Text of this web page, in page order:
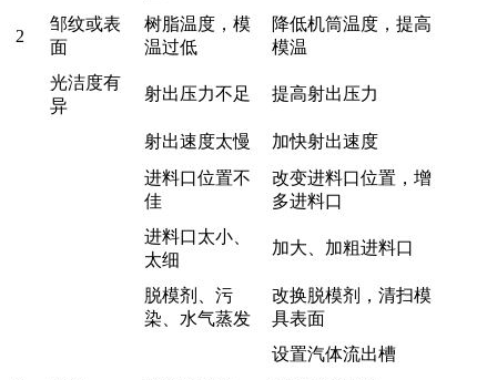
2
邹纹或表
面
树脂温度，模
温过低
降低机筒温度，提高
模温
光洁度有
异
射出压力不足 提高射出压力
射出速度太慢
加快射出速度
进料口位置不
佳
改变进料口位置，增
多进料口
进料口太小、
太细
加大、加粗进料口
脱模剂、污
染、水气蒸发
改换脱模剂，清扫模
具表面
设置汽体流出槽